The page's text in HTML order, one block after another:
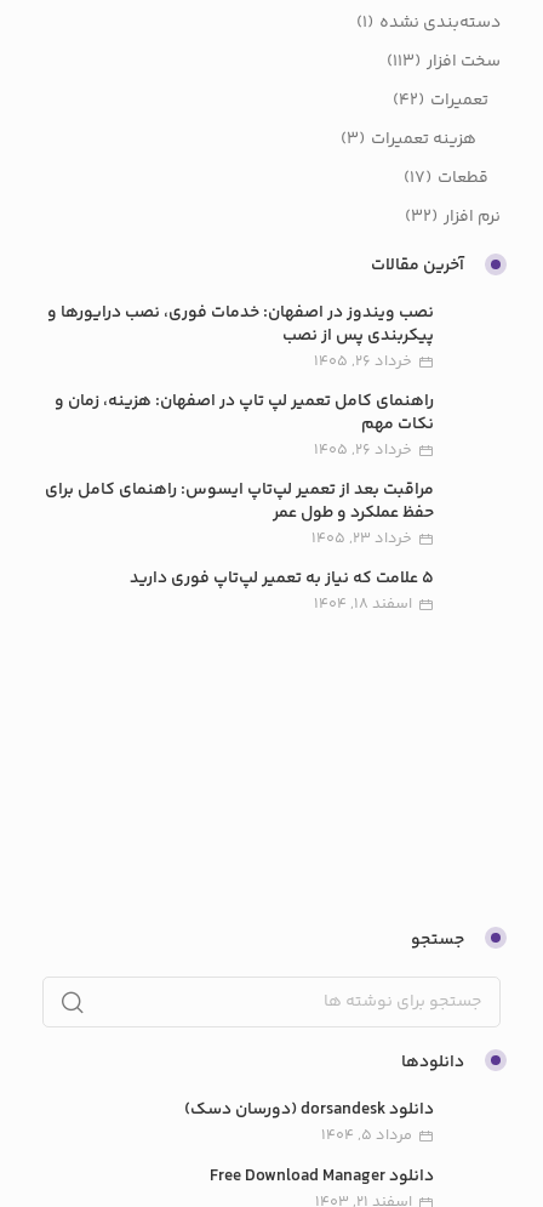
دسته‌بندی نشده (1)
سخت افزار (113)
تعمیرات (42)
هزینه تعمیرات (3)
قطعات (17)
نرم افزار (32)
آخرین مقالات
نصب ویندوز در اصفهان: خدمات فوری، نصب درایورها و
پیکربندی پس از نصب
خرداد 26, 1405
راهنمای کامل تعمیر لپ تاپ در اصفهان: هزینه، زمان و
نکات مهم
خرداد 26, 1405
مراقبت بعد از تعمیر لپ‌تاپ ایسوس: راهنمای کامل برای
حفظ عملکرد و طول عمر
خرداد 23, 1405
5 علامت که نیاز به تعمیر لپ‌تاپ فوری دارید
اسفند 18, 1404
جستجو
دانلودها
دانلود dorsandesk (دورسان دسک)
مرداد 5, 1404
دانلود Free Download Manager
اسفند 21, 1403